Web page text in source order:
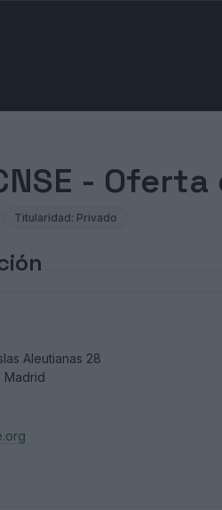
-
Titularidad: Privado
Aleutianas 28
Madrid